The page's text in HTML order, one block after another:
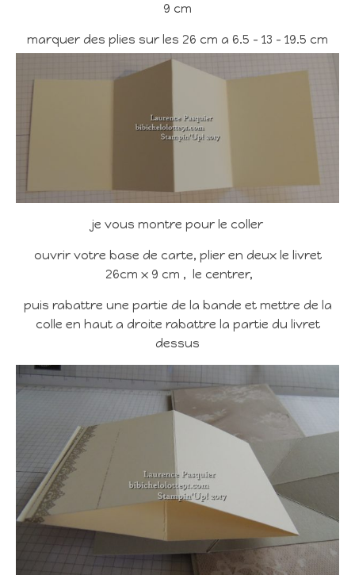
9 cm
marquer des plies sur les 26 cm a 6.5 – 13 – 19.5 cm
je vous montre pour le coller
ouvrir votre base de carte, plier en deux le livret
26cm x 9 cm , le centrer,
puis rabattre une partie de la bande et mettre de la
colle en haut a droite rabattre la partie du livret
dessus